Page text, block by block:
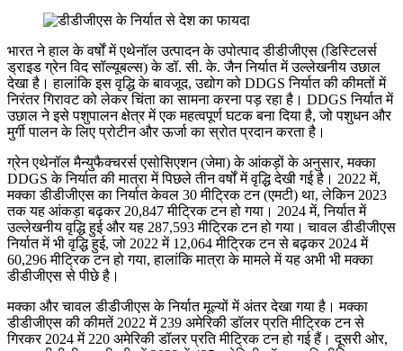
भारत ने हाल के वर्षों में एथेनॉल उत्पादन के उपोत्पाद डीडीजीएस (डिस्टिलर्स
ड्राइड ग्रेन विद सॉल्यूबल्स) के डॉ. सी. के. जैन निर्यात में उल्लेखनीय उछाल
देखा है। हालांकि इस वृद्धि के बावजूद, उद्योग को DDGS निर्यात की कीमतों में
निरंतर गिरावट को लेकर चिंता का सामना करना पड़ रहा है। DDGS निर्यात में
उछाल ने इसे पशुपालन क्षेत्र में एक महत्वपूर्ण घटक बना दिया है, जो पशुधन और
मुर्गी पालन के लिए प्रोटीन और ऊर्जा का स्रोत प्रदान करता है।
ग्रेन एथेनॉल मैन्युफैक्चरर्स एसोसिएशन (जेमा) के आंकड़ों के अनुसार, मक्का
DDGS के निर्यात की मात्रा में पिछले तीन वर्षों में वृद्धि देखी गई है। 2022 में,
मक्का डीडीजीएस का निर्यात केवल 30 मीट्रिक टन (एमटी) था, लेकिन 2023
तक यह आंकड़ा बढ़कर 20,847 मीट्रिक टन हो गया। 2024 में, निर्यात में
उल्लेखनीय वृद्धि हुई और यह 287,593 मीट्रिक टन हो गया। चावल डीडीजीएस
निर्यात में भी वृद्धि हुई, जो 2022 में 12,064 मीट्रिक टन से बढ़कर 2024 में
60,296 मीट्रिक टन हो गया, हालांकि मात्रा के मामले में यह अभी भी मक्का
डीडीजीएस से पीछे है।
मक्का और चावल डीडीजीएस के निर्यात मूल्यों में अंतर देखा गया है। मक्का
डीडीजीएस की कीमतें 2022 में 239 अमेरिकी डॉलर प्रति मीट्रिक टन से
गिरकर 2024 में 220 अमेरिकी डॉलर प्रति मीट्रिक टन हो गई हैं। दूसरी ओर,